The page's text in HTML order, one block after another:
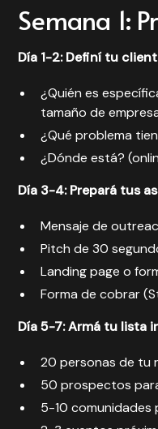
Semana 1:
Día 1-2: Definí tu
¿Quién es
tamaño de
¿Qué problema
¿Dónde está?
Día 3-4: Prepará tus
Mensaje de
Pitch de 30
Landing page o
Forma de cobrar
Día 5-7: Armá tu lista
20 personas de tu
50 prospectos
5-10 comunidades